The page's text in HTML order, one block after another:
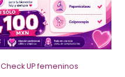
Check UP femeninos